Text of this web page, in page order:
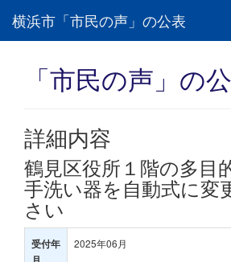
横浜市「市民の声」の公表
「市民の声」の
詳細内容
鶴見区役所１階の多目
手洗い器を自動式に変
さい
受付年
2025年06月